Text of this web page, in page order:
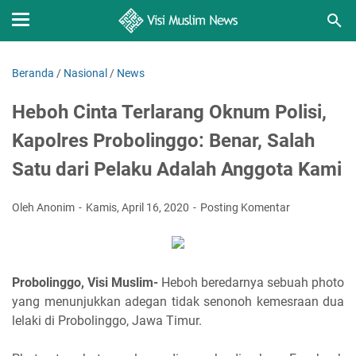
Beranda / Nasional / News
Heboh Cinta Terlarang Oknum Polisi,
Kapolres Probolinggo: Benar, Salah
Satu dari Pelaku Adalah Anggota Kami
Oleh Anonim Kamis, April 16, 2020 Posting Komentar
Probolinggo, Visi Muslim- Heboh beredarnya sebuah photo
yang menunjukkan adegan tidak senonoh kemesraan dua
lelaki di Probolinggo, Jawa Timur.